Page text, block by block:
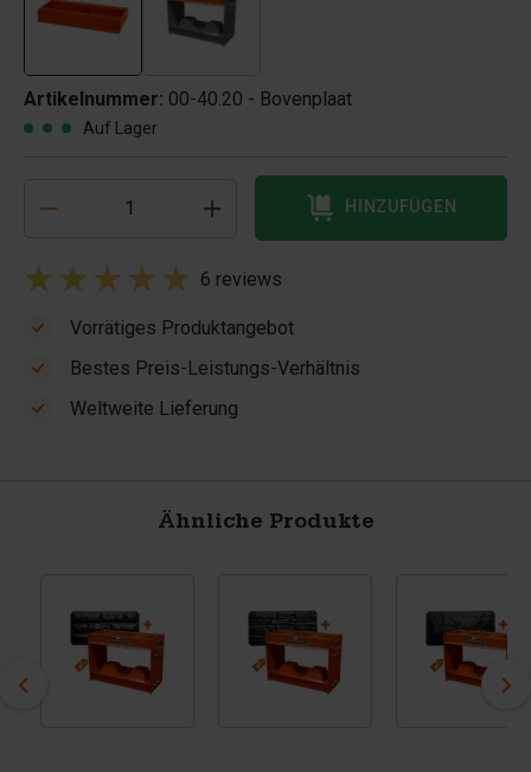
Artikelnummer: 00-40.20 - Bovenplaat
Auf Lager
HINZUFÜGEN
6 reviews
Vorrätiges Produktangebot
Bestes Preis-Leistungs-Verhältnis
Weltweite Lieferung
Ähnliche Produkte